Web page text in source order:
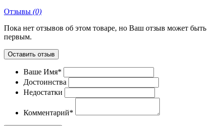
Отзывы (0)
Пока нет отзывов об этом товаре, но Ваш отзыв может быть
первым.
Оставить отзыв
Ваше Имя*
Достоинства
Недостатки
Комментарий*